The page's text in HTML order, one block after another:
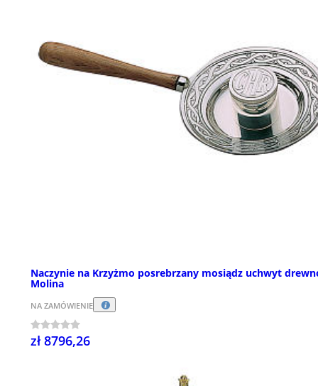
Naczynie na Krzyżmo posrebrzany mosiądz uchwyt
Molina
NA ZAMÓWIENIE
zł 8796,26